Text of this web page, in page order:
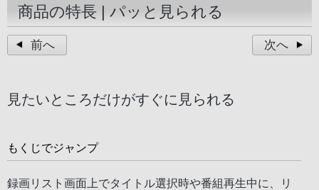
商品の特長 | パッと見られる
前へ 次へ
見たいところだけがすぐに見られる
もくじでジャンプ
録画リスト画面上でタイトル選択時や番組再生中に、リ